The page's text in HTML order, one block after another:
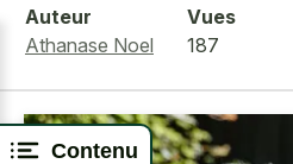
Contenu
Auteur
Athanase Noel
Vues
187